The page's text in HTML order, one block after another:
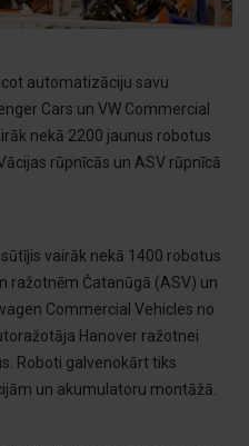
automatizāciju savu
Cars un VW Commercial
nekā 2200 jaunus robotus
rūpnīcās un ASV rūpnīcā
vairāk nekā 1400 robotus
ražotnēm Čatanūgā (ASV) un
Commercial Vehicles no
Hanover ražotnei
Roboti galvenokārt tiks
un akumulatoru montāžā.